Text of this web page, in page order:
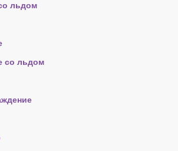
льдом
со льдом